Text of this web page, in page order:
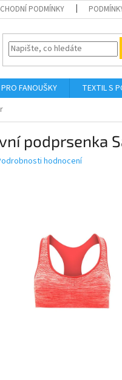
PODMÍNKY
FANOUŠKY TEXTIL S
podprsenka
hodnocení